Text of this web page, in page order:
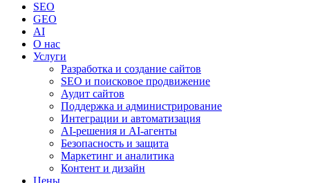
SEO
GEO
AI
О нас
Услуги
Разработка и создание сайтов
SEO и поисковое продвижение
Аудит сайтов
Поддержка и администрирование
Интеграции и автоматизация
AI-решения и AI-агенты
Безопасность и защита
Маркетинг и аналитика
Контент и дизайн
Цены